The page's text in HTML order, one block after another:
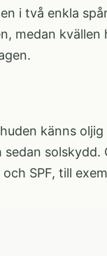
i två enkla
medan kvällen
känns oljig
solskydd.
SPF, till